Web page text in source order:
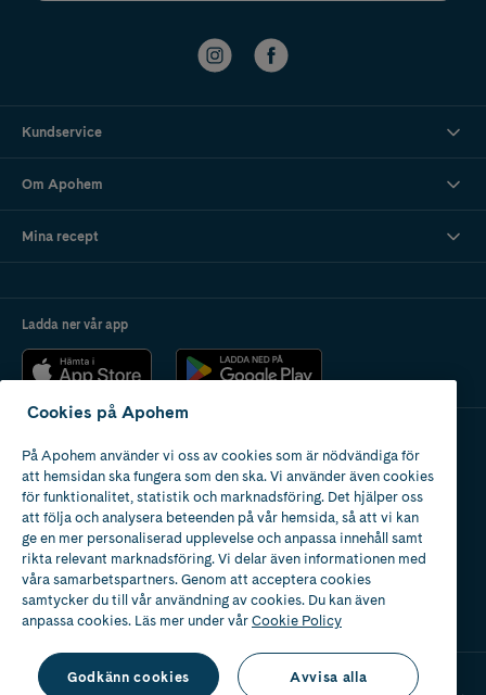
Kundservice
Om Apohem
Mina recept
Ladda ner vår app
Apotek med tillstånd
av Läkemedelsverket
Cookies på Apohem
På Apohem använder vi oss av cookies som är nödvändiga för
att hemsidan ska fungera som den ska. Vi använder även cookies
för funktionalitet, statistik och marknadsföring. Det hjälper oss
att följa och analysera beteenden på vår hemsida, så att vi kan
ge en mer personaliserad upplevelse och anpassa innehåll samt
rikta relevant marknadsföring. Vi delar även informationen med
våra samarbetspartners. Genom att acceptera cookies
samtycker du till vår användning av cookies. Du kan även
anpassa cookies. Läs mer under vårCookie Policy
Godkänn cookies Avvisa alla